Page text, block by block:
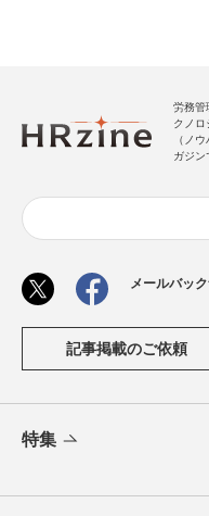
労務管
クノ
（ノ
ガジン
メールバッ
記事掲載のご依頼
特集